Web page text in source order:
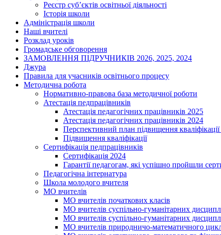
Реєстр суб’єктів освітньої діяльності
Історія школи
Адміністрація школи
Наші вчителі
Розклад уроків
Громадське обговорення
ЗАМОВЛЕННЯ ПІДРУЧНИКІВ 2026, 2025, 2024
Джура
Правила для учасників освітнього процесу
Методична робота
Нормативно-правова база методичної роботи
Атестація педпрацівників
Атестація педагогічних працівників 2025
Атестація педагогічних працівників 2024
Перспективний план підвищення кваліфікації
Підвищення кваліфікації
Сертифікація педпрацівників
Сертифікація 2024
Гарантії педагогам, які успішно пройшли
Педагогічна інтернатура
Школа молодого вчителя
МО вчителів
МО вчителів початкових класів
МО вчителів суспільно-гуманітарних
МО вчителів суспільно-гуманітарних
МО вчителів природничо-математичного